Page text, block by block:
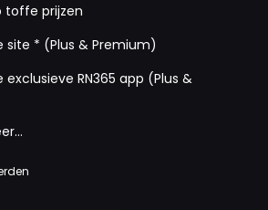
toffe prijzen
site * (Plus & Premium)
RN365 app (Plus &